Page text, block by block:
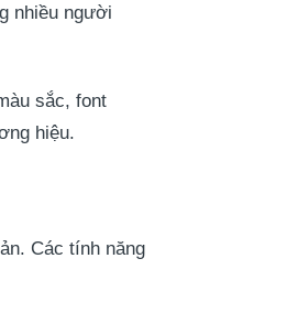
nhiều người
sắc, font
hiệu.
Các tính năng